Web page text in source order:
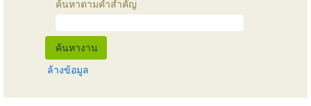
ค้นหาตามคำสำคัญ
ล้างข้อมูล